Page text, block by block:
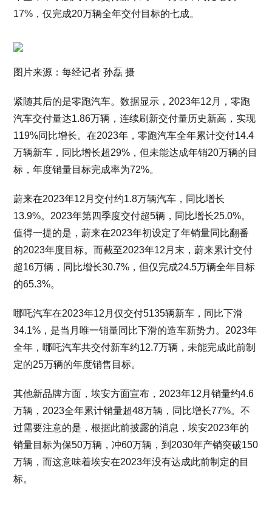
17%，仅完成20万辆全年交付目标的七成。
图片来源：每经记者 孙磊 摄
紧随其后的是零跑汽车。数据显示，2023年12月，零跑
汽车交付量达1.86万辆，连续刷新交付量历史新高，实现
119%同比增长。在2023年，零跑汽车全年累计交付14.4
万辆新车，同比增长超29%，但未能达成年销20万辆的目
标，年度销量目标完成率为72%。
蔚来在2023年12月交付约1.8万辆汽车，同比增长
13.9%。2023年第四季度交付超5辆，同比增长25.0%。
值得一提的是，蔚来在2023年初设定了年销量同比翻番
的2023年度目标。而截至2023年12月末，蔚来累计交付
超16万辆，同比增长30.7%，但仅完成24.5万辆全年目标
的65.3%。
哪吒汽车在2023年12月仅交付5135辆新车，同比下滑
34.1%，是当月唯一销量同比下滑的造车新势力。2023年
全年，哪吒汽车共交付新车约12.7万辆，未能完成此前制
定的25万辆的年度销售目标。
其他新品牌方面，埃安方面宣布，2023年12月销量约4.6
万辆，2023全年累计销量超48万辆，同比增长77%。不
过需要注意的是，根据此前披露的消息，埃安2023年的
销量目标为保50万辆，冲60万辆，到2030年产销突破150
万辆，而这意味着埃安在2023年没有达成此前制定的目
标。